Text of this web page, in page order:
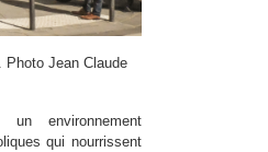
Photo Jean Claude
un environnement
qui nourrissent